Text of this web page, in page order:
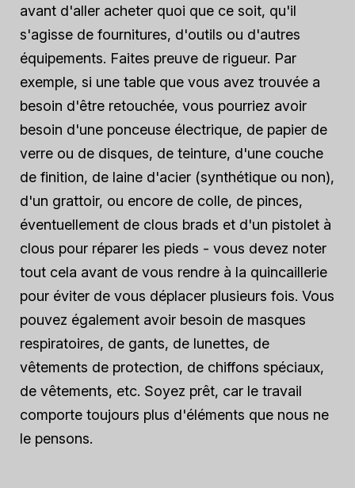
avant d'aller acheter quoi que ce soit, qu'il
s'agisse de fournitures, d'outils ou d'autres
équipements. Faites preuve de rigueur. Par
exemple, si une table que vous avez trouvée a
besoin d'être retouchée, vous pourriez avoir
besoin d'une ponceuse électrique, de papier de
verre ou de disques, de teinture, d'une couche
de finition, de laine d'acier (synthétique ou non),
d'un grattoir, ou encore de colle, de pinces,
éventuellement de clous brads et d'un pistolet à
clous pour réparer les pieds - vous devez noter
tout cela avant de vous rendre à la quincaillerie
pour éviter de vous déplacer plusieurs fois. Vous
pouvez également avoir besoin de masques
respiratoires, de gants, de lunettes, de
vêtements de protection, de chiffons spéciaux,
de vêtements, etc. Soyez prêt, car le travail
comporte toujours plus d'éléments que nous ne
le pensons.